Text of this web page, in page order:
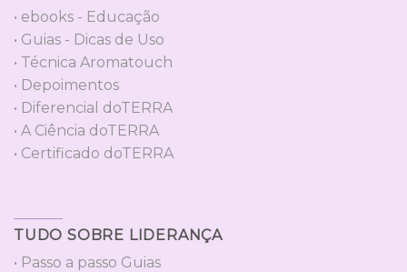
• ebooks - Educação
• Guias - Dicas de Uso
• Técnica Aromatouch
• Depoimentos
• Diferencial doTERRA
• A Ciência doTERRA
• Certificado doTERRA
TUDO SOBRE LIDERANÇA
• Passo a passo Guias